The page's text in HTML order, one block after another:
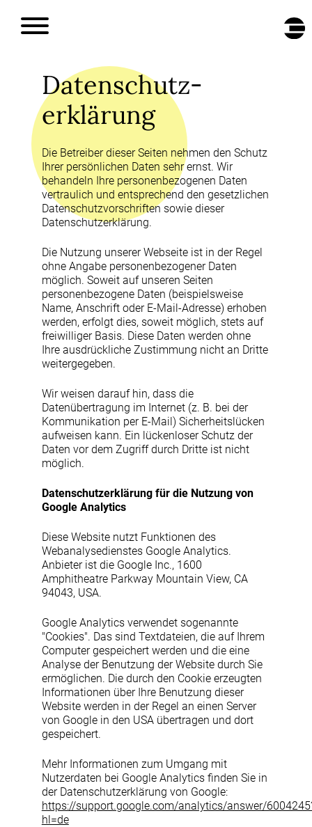
Datenschutz­
erklärung
Die Betreiber dieser Seiten nehmen den Schutz
Ihrer persönlichen Daten sehr ernst. Wir
behandeln Ihre personenbezogenen Daten
vertraulich und entsprechend den gesetzlichen
Datenschutzvorschriften sowie dieser
Datenschutzerklärung.
Die Nutzung unserer Webseite ist in der Regel
ohne Angabe personenbezogener Daten
möglich. Soweit auf unseren Seiten
personenbezogene Daten (beispielsweise
Name, Anschrift oder E-Mail-Adresse) erhoben
werden, erfolgt dies, soweit möglich, stets auf
freiwilliger Basis. Diese Daten werden ohne
Ihre ausdrückliche Zustimmung nicht an Dritte
weitergegeben.
Wir weisen darauf hin, dass die
Datenübertragung im Internet (z. B. bei der
Kommunikation per E-Mail) Sicherheitslücken
aufweisen kann. Ein lückenloser Schutz der
Daten vor dem Zugriff durch Dritte ist nicht
möglich.
Datenschutzerklärung für die Nutzung von
Google Analytics
Diese Website nutzt Funktionen des
Webanalysedienstes Google Analytics.
Anbieter ist die Google Inc., 1600
Amphitheatre Parkway Mountain View, CA
94043, USA.
Google Analytics verwendet sogenannte
"Cookies". Das sind Textdateien, die auf Ihrem
Computer gespeichert werden und die eine
Analyse der Benutzung der Website durch Sie
ermöglichen. Die durch den Cookie erzeugten
Informationen über Ihre Benutzung dieser
Website werden in der Regel an einen Server
von Google in den USA übertragen und dort
gespeichert.
Mehr Informationen zum Umgang mit
Nutzerdaten bei Google Analytics finden Sie in
der Datenschutzerklärung von Google:
https://support.google.com/analytics/answer/
hl=de